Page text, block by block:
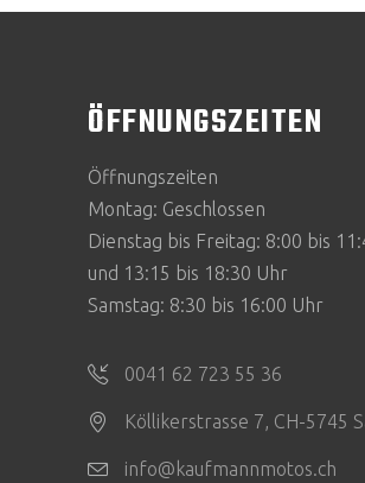
der
werden
ÖFFNUNGSZEITEN
Öffnungszeiten
Montag: Geschlossen
Dienstag bis Freitag: 8:00 bis
und 13:15 bis 18:30 Uhr
Samstag: 8:30 bis 16:00 Uhr
0041 62 723 55 36
Köllikerstrasse 7, CH-5745
info@kaufmannmotos.ch